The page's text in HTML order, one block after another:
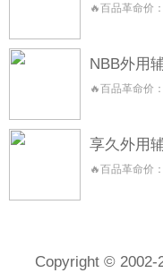
🔥百品革命价
🔥百品革命价
🔥百品革命价
Copyright © 2002-